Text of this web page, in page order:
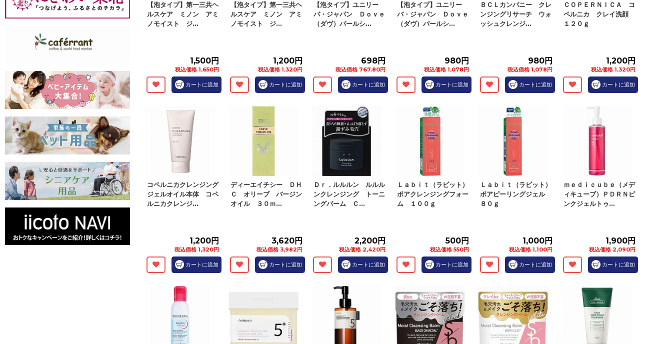
【泡タイプ】第一三共ヘ
ルスケア ミノン アミ
ノモイスト ジ...
1,500円
税込価格 1,650円
カートに追加
【泡タイプ】第一三共ヘ
ルスケア ミノン アミ
ノモイスト ジ...
1,200円
税込価格 1,320円
カートに追加
【泡タイプ】ユニリー
バ・ジャパン Ｄｏｖｅ
（ダヴ）パールシ...
698円
税込価格 767.80円
カートに追加
【泡タイプ】ユニリー
バ・ジャパン Ｄｏｖｅ
（ダヴ）パールシ...
980円
税込価格 1,078円
カートに追加
ＢＣＬカンパニー クレ
ンジングリサーチ ウォ
ッシュクレンジ...
980円
税込価格 1,078円
カートに追加
ＣＯＰＥＲＮＩＣＡ コ
ペルニカ クレイ洗顔
１２０ｇ
1,200円
税込価格 1,320円
カートに追加
コペルニカクレンジング
ジェルオイル本体 コペ
ルニカクレンジ...
1,200円
税込価格 1,320円
カートに追加
ディーエイチシー ＤＨ
Ｃ オリーブ バージン
オイル ３０ｍ...
3,620円
税込価格 3,982円
カートに追加
Ｄｒ．ルルルン ルルル
ンクレンジング トーニ
ングバーム Ｃ...
2,200円
税込価格 2,420円
カートに追加
Ｌａｂｉｔ（ラビット）
ポアクレンジングフォー
ム １００ｇ
500円
税込価格 550円
カートに追加
Ｌａｂｉｔ（ラビット）
ポアピーリングジェル
８０ｇ
1,000円
税込価格 1,100円
カートに追加
ｍｅｄｉｃｕｂｅ（メデ
ィキューブ）ＰＤＲＮピ
ンクジェルトゥ...
1,900円
税込価格 2,090円
カートに追加